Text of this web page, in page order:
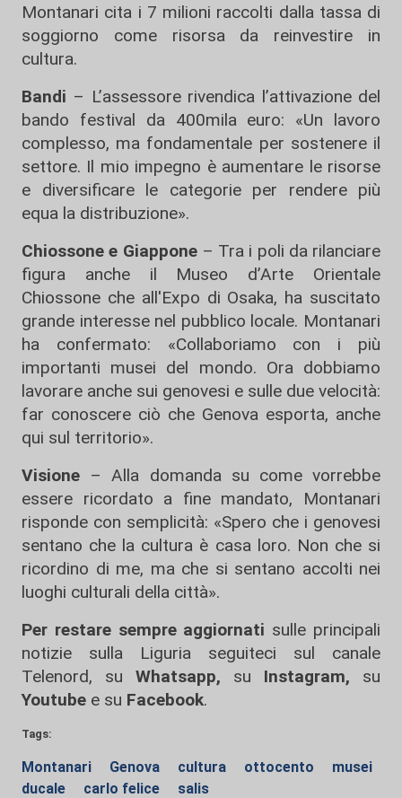
Montanari cita i 7 milioni raccolti dalla tassa di
soggiorno come risorsa da reinvestire in
cultura.
Bandi – L’assessore rivendica l’attivazione del
bando festival da 400mila euro: «Un lavoro
complesso, ma fondamentale per sostenere il
settore. Il mio impegno è aumentare le risorse
e diversificare le categorie per rendere più
equa la distribuzione».
Chiossone e Giappone– Tra i poli da rilanciare
figura anche il Museo d’Arte Orientale
Chiossone che all'Expo di Osaka, ha suscitato
grande interesse nel pubblico locale. Montanari
ha confermato: «Collaboriamo con i più
importanti musei del mondo. Ora dobbiamo
lavorare anche sui genovesi e sulle due velocità:
far conoscere ciò che Genova esporta, anche
qui sul territorio».
Visione – Alla domanda su come vorrebbe
essere ricordato a fine mandato, Montanari
risponde con semplicità: «Spero che i genovesi
sentano che la cultura è casa loro. Non che si
ricordino di me, ma che si sentano accolti nei
luoghi culturali della città».
Per restare sempre aggiornati sulle principali
notizie sulla Liguria seguiteci sul canale
Telenord, su
Whatsapp, su Instagram, su
Youtube e su Facebook.
Tags:
Montanari Genova cultura ottocento
musei
ducale
carlo felice salis